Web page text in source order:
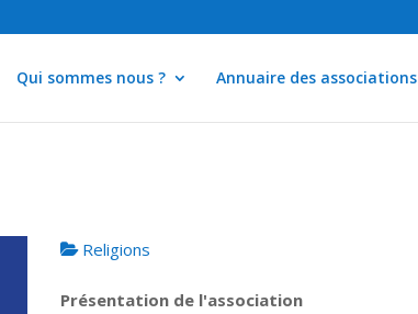
Qui sommes nous ? Annuaire des associations
Religions
Présentation de l'association